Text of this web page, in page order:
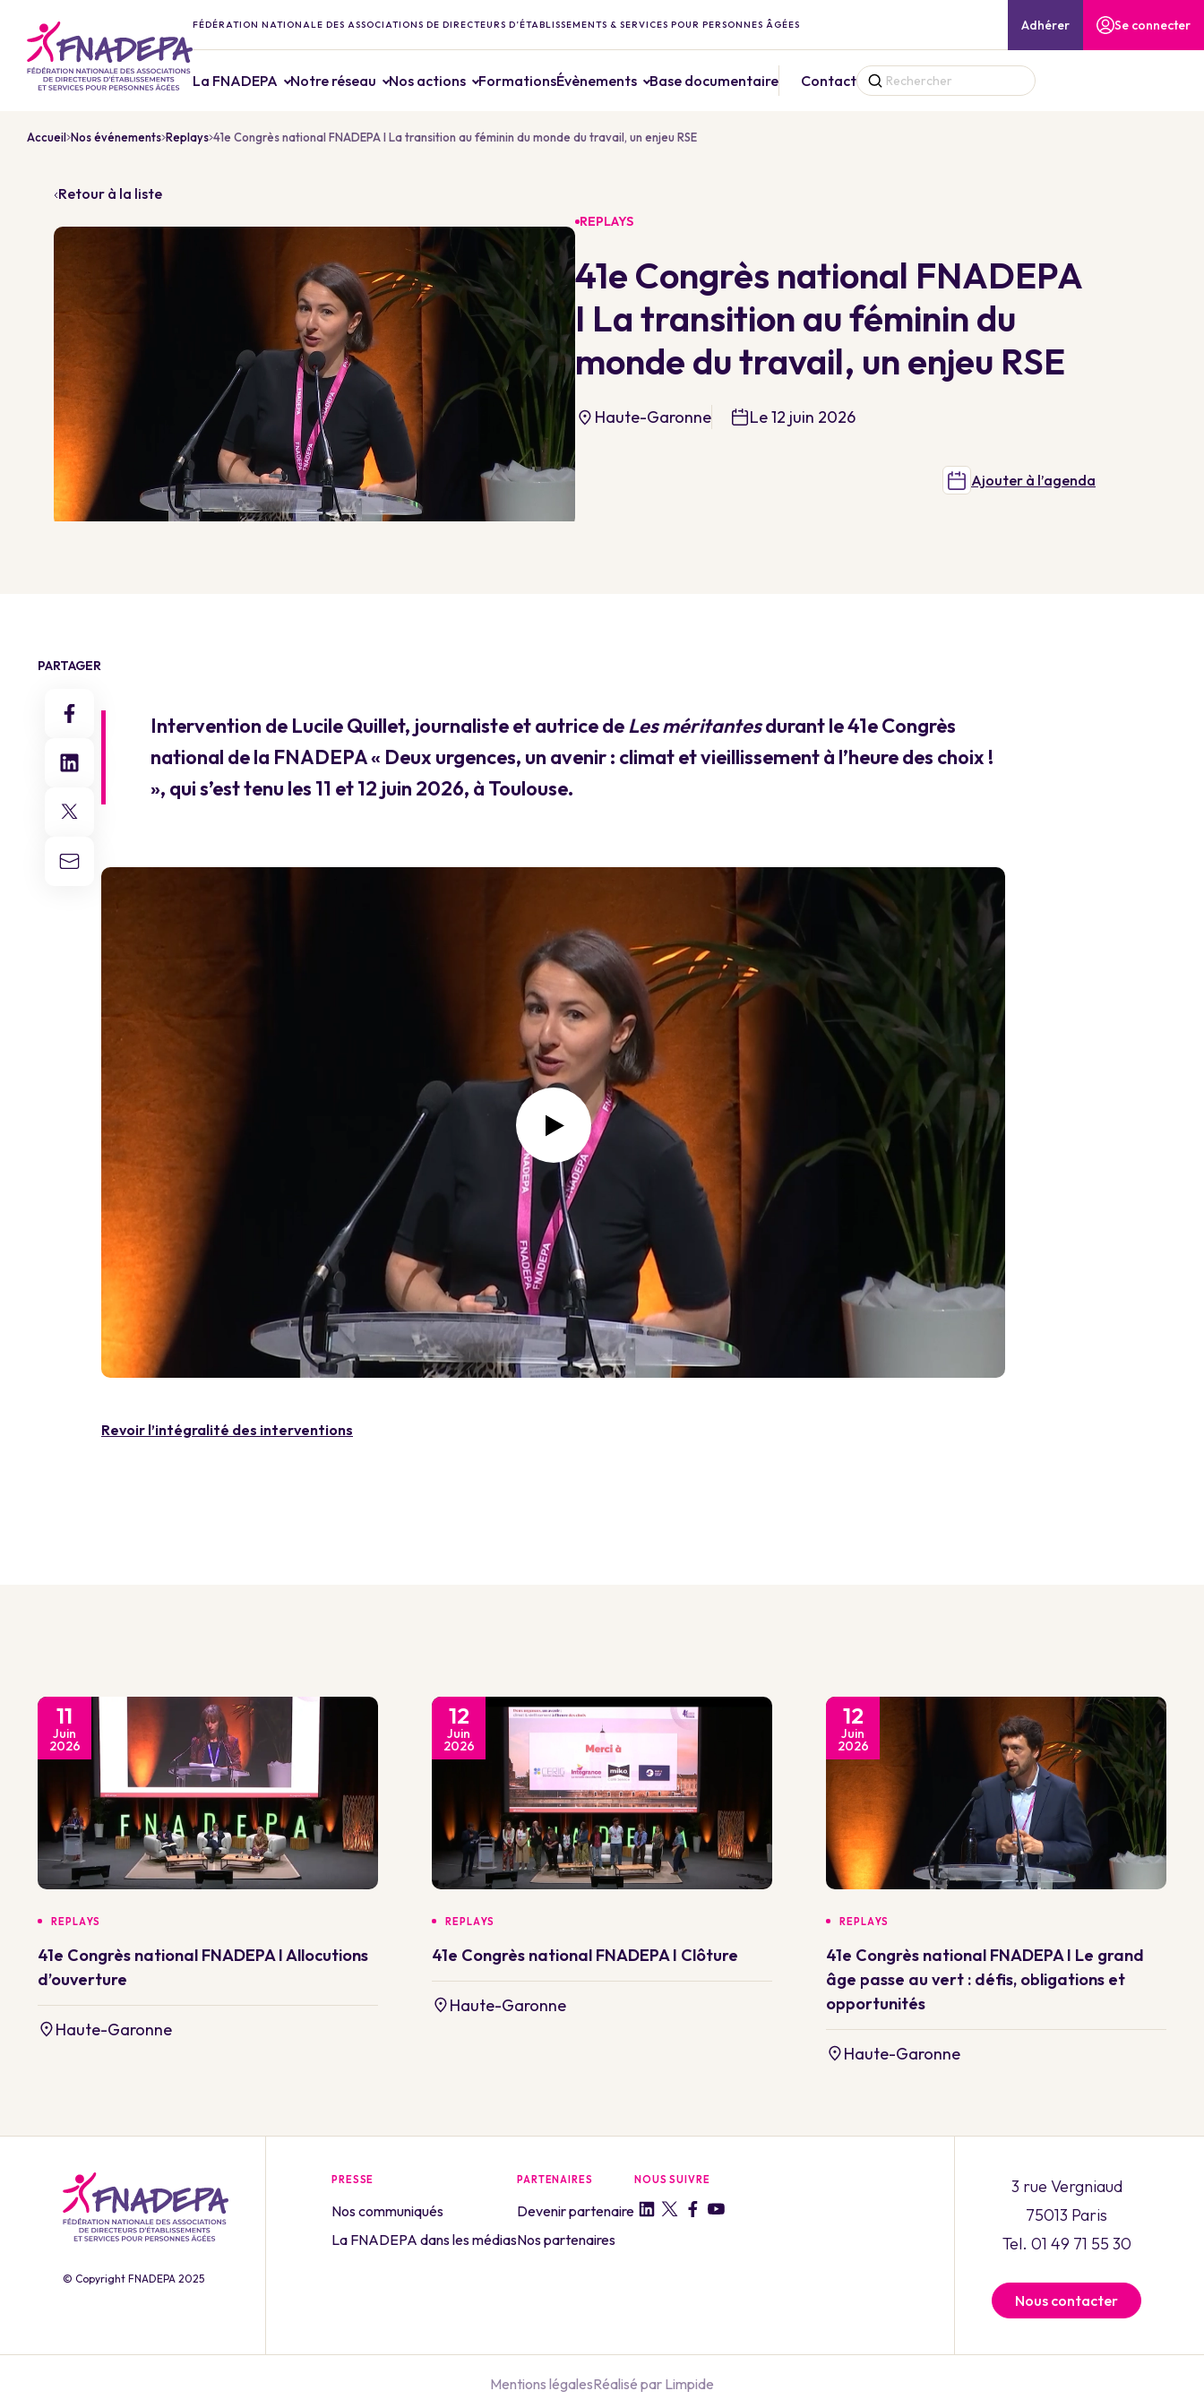
FÉDÉRATION NATIONALE DES ASSOCIATIONS DE DIRECTEURS D’ÉTABLISSEMENTS & SERVICES POUR PERSONNES ÂGÉES
La FNADEPA Notre réseau Nos actions FormationsÉvènements Base documentaire Contact
Adhérer Se connecter
Accueil Nos événements Replays 41e Congrès national FNADEPA I La transition au féminin du monde du travail, un enjeu RSE
Retour à la liste
REPLAYS
41e Congrès national FNADEPA
I La transition au féminin du
monde du travail, un enjeu RSE
Haute-Garonne Le 12 juin 2026
Ajouter à l’agenda
PARTAGER
Intervention de Lucile Quillet, journaliste et autrice deLes méritantesdurant le 41e Congrès
national de la FNADEPA « Deux urgences, un avenir : climat et vieillissement à l’heure des choix !
», qui s’est tenu les 11 et 12 juin 2026, à Toulouse.
Revoir l’intégralité des interventions
11
Juin
2026
REPLAYS
41e Congrès national FNADEPA I Allocutions
d’ouverture
Haute-Garonne
12
Juin
2026
REPLAYS
41e Congrès national FNADEPA I Clôture
Haute-Garonne
12
Juin
2026
REPLAYS
41e Congrès national FNADEPA I Le grand
âge passe au vert : défis, obligations et
opportunités
Haute-Garonne
© Copyright FNADEPA 2025
PRESSE
Nos communiqués
La FNADEPA dans les médias
PARTENAIRES
Devenir partenaire
Nos partenaires
NOUS SUIVRE
3 rue Vergniaud
75013 Paris
Tel. 01 49 71 55 30
Nous contacter
Mentions légalesRéalisé par Limpide